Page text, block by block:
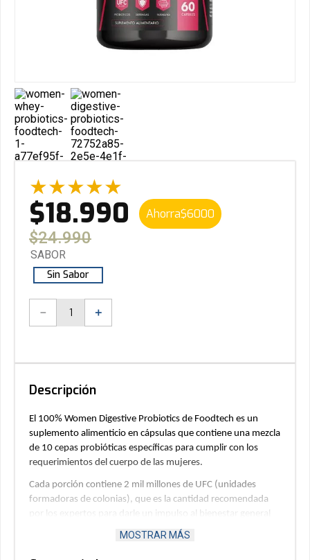
★★★★★
$18.990 Ahorra$6000
$24.990
SABOR
Sin Sabor
＋
－
Descripción
El 100% Women Digestive Probiotics de Foodtech es un
suplemento alimenticio en cápsulas que contiene una mezcla
de 10 cepas probióticas específicas para cumplir con los
requerimientos del cuerpo de las mujeres.
Cada porción contiene 2 mil millones de UFC (unidades
formadoras de colonias), que es la cantidad recomendada
por los expertos para darle un impulso al bienestar general
del cuerpo femenino y mejorar su vitalidad.
MOSTRAR MÁS